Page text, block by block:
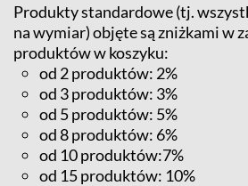
Produkty standardowe (tj.
na wymiar) objęte są zniżkami w
produktów w koszyku:
od 2 produktów: 2%
od 3 produktów: 3%
od 5 produktów: 5%
od 8 produktów: 6%
od 10 produktów:7%
od 15 produktów: 10%